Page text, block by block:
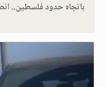
باتجاه حدود فلسطين..